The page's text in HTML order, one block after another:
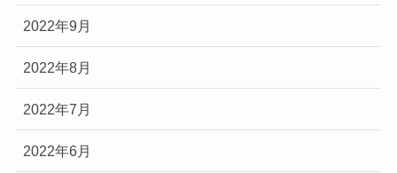
2022年9月
2022年8月
2022年7月
2022年6月